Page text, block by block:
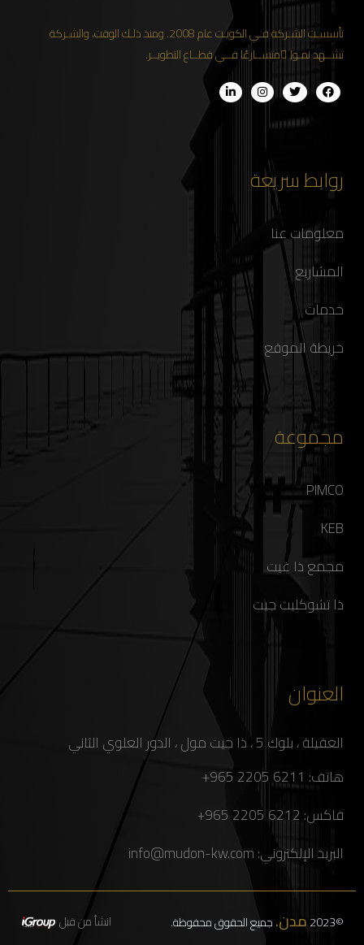
تأسسـت الشـركة فـي الكويـت عام 2008. ومنذ ذلـك الوقت، والشـركة
تشــهد نمـواِ ًمتســارعًا فــي قطــاع التطويــر.
روابط سريعة
معلومات عنا
المشاريع
خدمات
خريطة الموقع
مجموعة
PIMCO
KEB
مجمع ذا غيت
ذا تشوكليت جيت
العنوان
العقيلة ، بلوك 5 ، ذا جيت مول ، الدور العلوي الثاني
هاتف: 6211 2205 965+
فاكس:6212 2205 965+
البريد الإلكتروني:info@mudon-kw.com
©2023 مدن.جميع الحقوق محفوظة. انشأ من قبل